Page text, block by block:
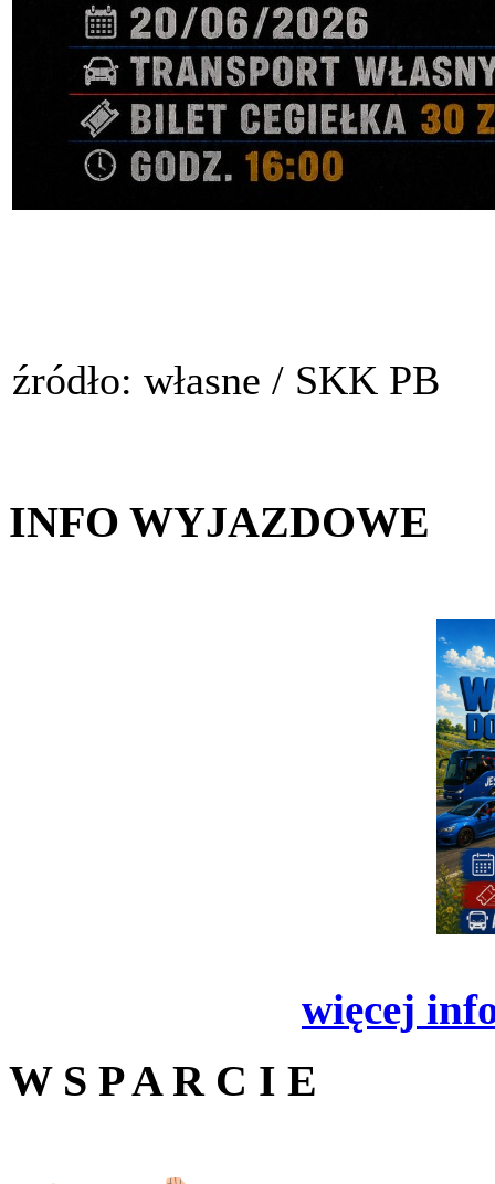
źródło: własne / SKK PB
INFO WYJAZDOWE
więcej
W S P A R C I E